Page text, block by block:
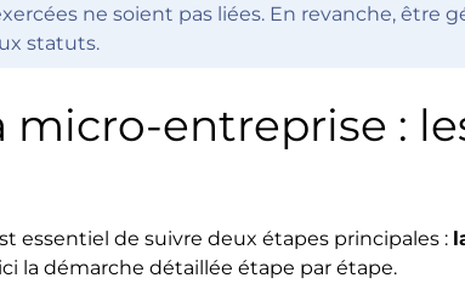
ne soient pas liées. En revanche, être
statuts.
micro-entreprise :
essentiel de suivre deux étapes principales :
la démarche détaillée étape par étape.